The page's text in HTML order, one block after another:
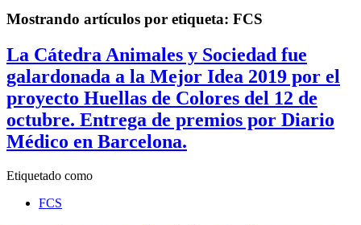
Mostrando artículos por etiqueta: FCS
La Cátedra Animales y Sociedad fue
galardonada a la Mejor Idea 2019 por el
proyecto Huellas de Colores del 12 de
octubre. Entrega de premios por Diario
Médico en Barcelona.
Etiquetado como
FCS